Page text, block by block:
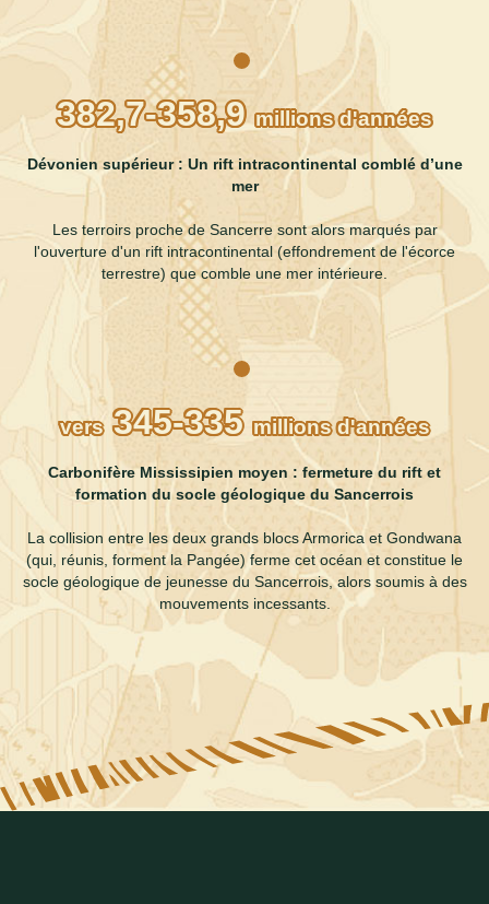
382,7-358,9millions d'années
Dévonien supérieur : Un rift intracontinental comblé d’une
mer
Les terroirs proche de Sancerre sont alors marqués par
l'ouverture d'un rift intracontinental (effondrement de l'écorce
terrestre) que comble une mer intérieure.
vers345-335millions d'années
Carbonifère Mississipien moyen : fermeture du rift et
formation du socle géologique du Sancerrois
La collision entre les deux grands blocs Armorica et Gondwana
(qui, réunis, forment la Pangée) ferme cet océan et constitue le
socle géologique de jeunesse du Sancerrois, alors soumis à des
mouvements incessants.